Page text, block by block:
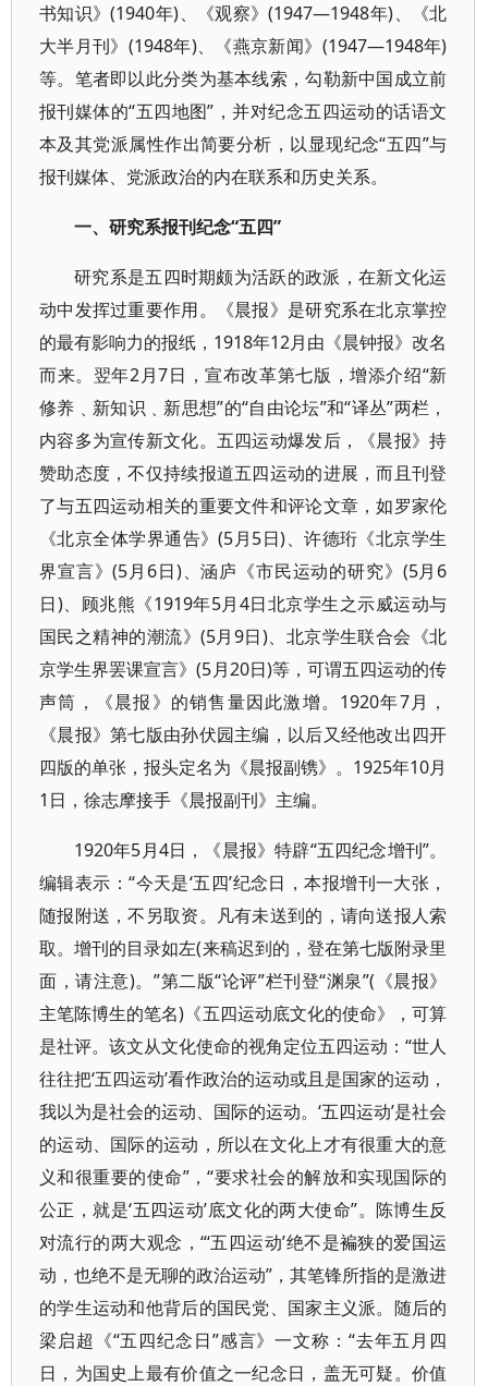
书知识》(1940年)、《观察》(1947—1948年)、《北
大半月刊》(1948年)、《燕京新闻》(1947—1948年)
等。笔者即以此分类为基本线索，勾勒新中国成立前
报刊媒体的“五四地图”，并对纪念五四运动的话语文
本及其党派属性作出简要分析，以显现纪念“五四”与
报刊媒体、党派政治的内在联系和历史关系。
一、研究系报刊纪念“五四”
研究系是五四时期颇为活跃的政派，在新文化运
动中发挥过重要作用。《晨报》是研究系在北京掌控
的最有影响力的报纸，1918年12月由《晨钟报》改名
而来。翌年2月7日，宣布改革第七版，增添介绍“新
修养﹑新知识﹑新思想”的“自由论坛”和“译丛”两栏，
内容多为宣传新文化。五四运动爆发后，《晨报》持
赞助态度，不仅持续报道五四运动的进展，而且刊登
了与五四运动相关的重要文件和评论文章，如罗家伦
《北京全体学界通告》(5月5日)、许德珩《北京学生
界宣言》(5月6日)、涵庐《市民运动的研究》(5月6
日)、顾兆熊《1919年5月4日北京学生之示威运动与
国民之精神的潮流》(5月9日)、北京学生联合会《北
京学生界罢课宣言》(5月20日)等，可谓五四运动的传
声筒，《晨报》的销售量因此激增。1920年7月，
《晨报》第七版由孙伏园主编，以后又经他改出四开
四版的单张，报头定名为《晨报副镌》。1925年10月
1日，徐志摩接手《晨报副刊》主编。
1920年5月4日，《晨报》特辟“五四纪念增刊”。
编辑表示：“今天是‘五四’纪念日，本报增刊一大张，
随报附送，不另取资。凡有未送到的，请向送报人索
取。增刊的目录如左(来稿迟到的，登在第七版附录里
面，请注意)。”第二版“论评”栏刊登“渊泉”(《晨报》
主笔陈博生的笔名)《五四运动底文化的使命》，可算
是社评。该文从文化使命的视角定位五四运动：“世人
往往把‘五四运动’看作政治的运动或且是国家的运动，
我以为是社会的运动、国际的运动。‘五四运动’是社会
的运动、国际的运动，所以在文化上才有很重大的意
义和很重要的使命”，“要求社会的解放和实现国际的
公正，就是‘五四运动’底文化的两大使命”。陈博生反
对流行的两大观念，“‘五四运动’绝不是褊狭的爱国运
动，也绝不是无聊的政治运动”，其笔锋所指的是激进
的学生运动和他背后的国民党、国家主义派。随后的
梁启超《“五四纪念日”感言》一文称：“去年五月四
日，为国史上最有价值之一纪念日，盖无可疑。价值